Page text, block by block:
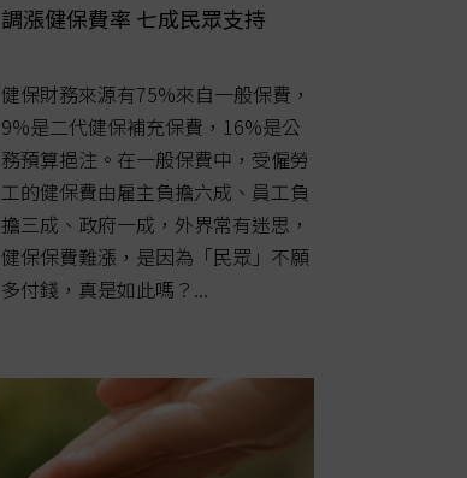
調漲健保費率 七成民眾支持
健保財務來源有75%來自一般保費，
9%是二代健保補充保費，16%是公
務預算挹注。在一般保費中，受僱勞
工的健保費由雇主負擔六成、員工負
擔三成、政府一成，外界常有迷思，
健保保費難漲，是因為「民眾」不願
多付錢，真是如此嗎？...